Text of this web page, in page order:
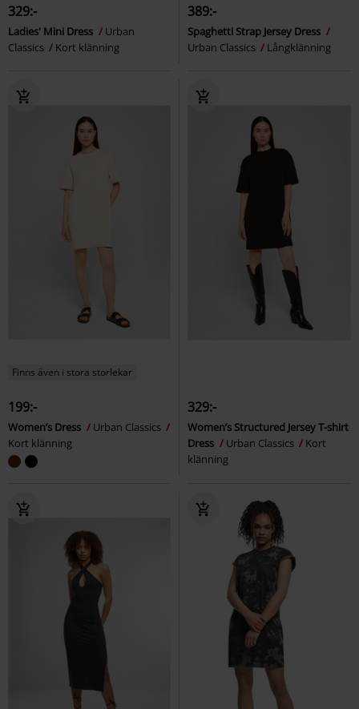
329:-
Ladies' Mini Dress
Urban
Classics
Kort klänning
389:-
Spaghetti Strap Jersey Dress
Urban Classics
Långklänning
Finns även i stora storlekar
199:-
Women’s Dress
Urban Classics
Kort klänning
329:-
Women’s Structured Jersey T-shirt
Dress
Urban Classics
Kort
klänning